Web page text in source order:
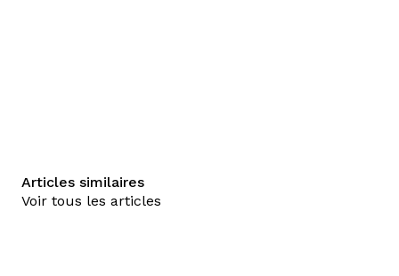
Articles similaires
Voir tous les articles